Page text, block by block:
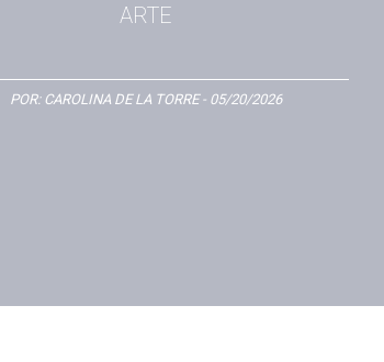
ARTE
POR: CAROLINA DE LA TORRE- 05/20/2026